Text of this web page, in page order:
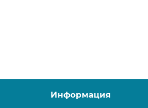
Информация